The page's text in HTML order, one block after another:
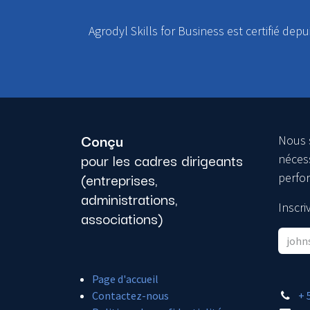
Agrodyl Skills for Business est certifié
Conçu
pour les cadres dirigeants
(entreprises,
administrations,
associations)
Nous
Page d'accueil
Contactez-nous
+